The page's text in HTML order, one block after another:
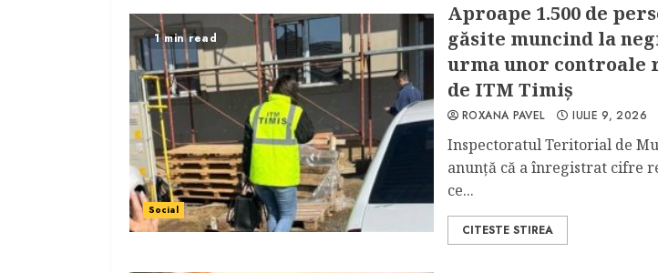
1 min read
Social
Aproape 1.500 de
găsite muncind la
urma unor controale
de ITM Timiş
ROXANA PAVEL IULIE 9, 2026
Inspectoratul Teritorial de
anunţă că a înregistrat cifre
ce...
CITESTE STIREA